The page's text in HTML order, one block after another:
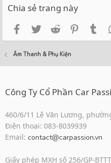
Chia sẻ trang này
FacebookTwitterReddit
Âm Thanh & Phụ Kiện
Công Ty Cổ Phần Car
460/6/11 Lê Văn Lương,
Điện thoại: 083-8039939
Email: contact@carpassion.vn
Giấy phép MXH số 256/GP-